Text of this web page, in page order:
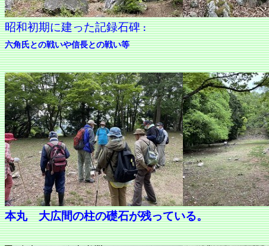
昭和初期に建った記録石碑：
六角氏との戦いや信長との戦い等
本丸 大広間の柱の礎石が残っている。